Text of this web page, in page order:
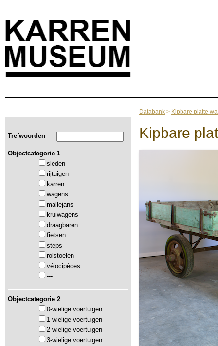
Trefwoorden
Objectcategorie 1
sleden
rijtuigen
karren
wagens
mallejans
kruiwagens
draagbaren
fietsen
steps
rolstoelen
vélocipèdes
---
Objectcategorie 2
0-wielige voertuigen
1-wielige voertuigen
2-wielige voertuigen
3-wielige voertuigen
Databank > Kipbare platte
Kipbare